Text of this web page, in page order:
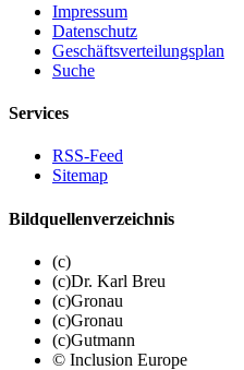
Impressum
Datenschutz
Geschäftsverteilungsplan
Suche
Services
RSS-Feed
Sitemap
Bildquellenverzeichnis
(c)
(c)Dr. Karl Breu
(c)Gronau
(c)Gronau
(c)Gutmann
© Inclusion Europe